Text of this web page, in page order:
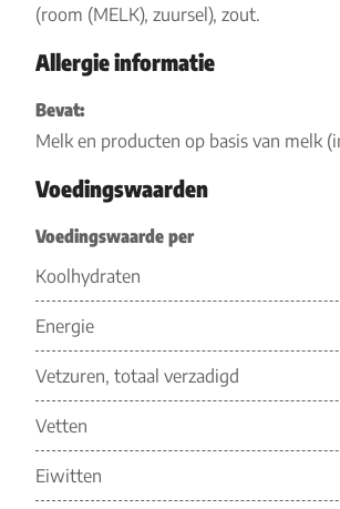
(room (MELK), zuursel), zout.
Allergie informatie
Bevat:
Melk en producten op basis van melk
Voedingswaarden
Voedingswaarde per
Koolhydraten
Energie
Vetzuren, totaal verzadigd
Vetten
Eiwitten